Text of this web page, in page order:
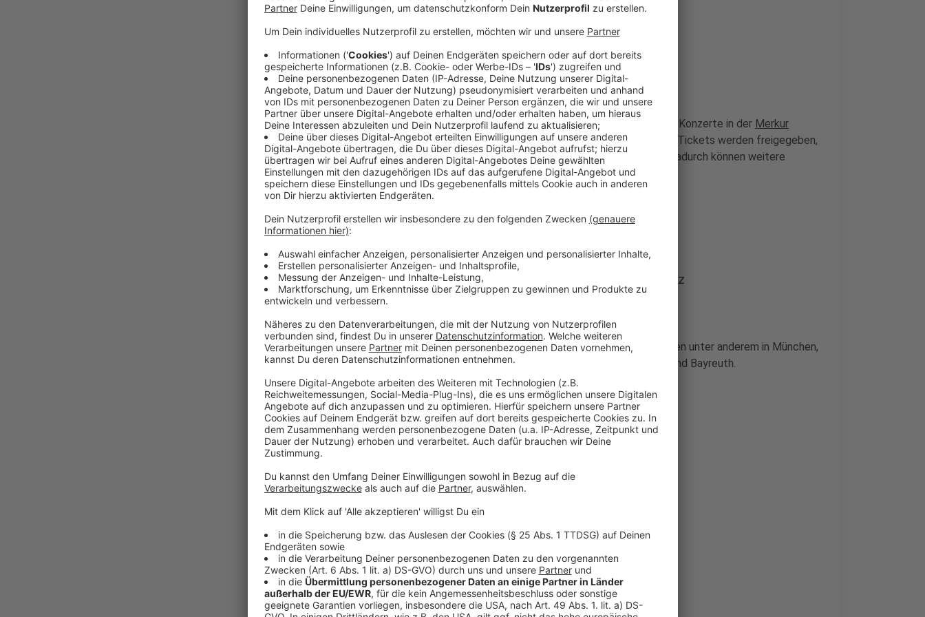
Neue Tickets dank Sichtlinien-Prüfung verfügbar
Anzeige
Das heißt: Es gibt auch noch einmal ein paar Karten für die beiden Konzerte in der Merkur
Spiel-Arenain Düsseldorf am 3. und 4. Juli 2026. Die zusätzlichen Tickets werden freigegeben,
weil in den einzelnen Hallen die Sichtlinien final geprüft wurden. Dadurch können weitere
Plätze für Fans bereitgestellt werden.
Tourstopps in Deutschland, Österreich und der Schweiz
Anzeige
Neben den beiden Konzerten in Düsseldorf treten die Toten Hosen unter anderem in München,
Köln, Berlin und Bremen auf, aber auch in Zürich, Stuttgart, Wien und Bayreuth.
Anzeige
Weitere Infos und Links zum Thema:
Hier gibt es Tickets
Die Toten Hosen im Ratinger Hof
Staatspreis für die Toten Hosen
Die Toten Hosen spenden Preisgeld